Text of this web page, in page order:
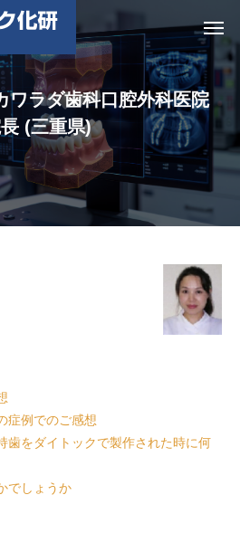
ワラダ歯科口腔外科医院
(三重県)
症例でのご感想
をダイトックで製作された時に何
でしょうか